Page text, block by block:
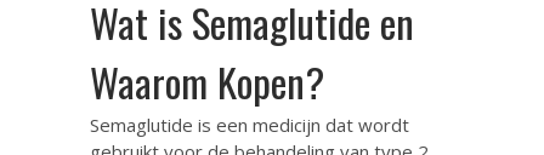
Wat is Semaglutide en
Waarom Kopen?
Semaglutide is een medicijn dat wordt